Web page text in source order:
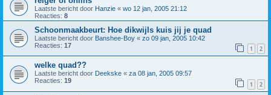
Laatste bericht door Hanzie « wo 12 jan, 2005 21:12
Reacties: 8
Schoonmaakbeurt: Hoe dikwijls kuis jij je quad
Laatste bericht door Banshee-Boy « zo 09 jan, 2005 10:42
Reacties: 17 1 2
welke quad??
Laatste bericht door Deekske « za 08 jan, 2005 09:57
Reacties: 19 1 2